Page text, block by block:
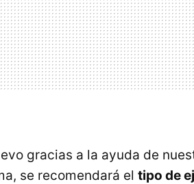
gracias a la ayuda de
se recomendará el tipo de